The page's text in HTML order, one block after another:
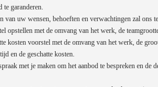
garanderen.
van uw wensen, behoeften en verwachtingen zal ons
opstellen met de omvang van het werk, de
kosten voorstel met de omvang van het werk, de
en de geschatte kosten.
met je maken om het aanbod te bespreken en de